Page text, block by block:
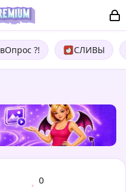
вОпрос ?! СЛИВЫ
0